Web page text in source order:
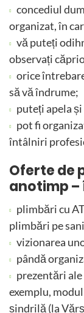
concediul
organizat, în
vă puteți
observați
orice
să vă îndrume;
puteți apela
pot fi
întâlniri
Oferte de
anotimp
plimbări cu
plimbări pe
vizionarea
pândă
prezentări
exemplu,
șindrilă (la